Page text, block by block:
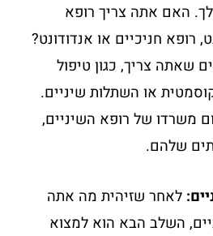
האם אתה צריך רופא
רופא חניכיים או אנדודונט?
שאתה צריך, כגון טיפול
או השתלות שיניים.
משרדו של רופא השיניים,
שלהם.
לאחר שזיהית מה אתה
השלב הבא הוא למצוא